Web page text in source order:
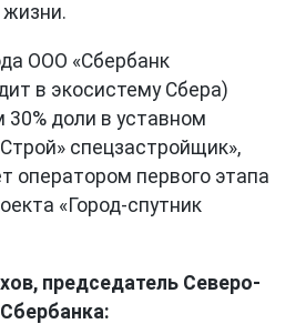
ООО «Сбербанк
в экосистему Сбера)
доли в уставном
спецзастройщик»,
оператором первого этапа
«Город-спутник
председатель Северо-